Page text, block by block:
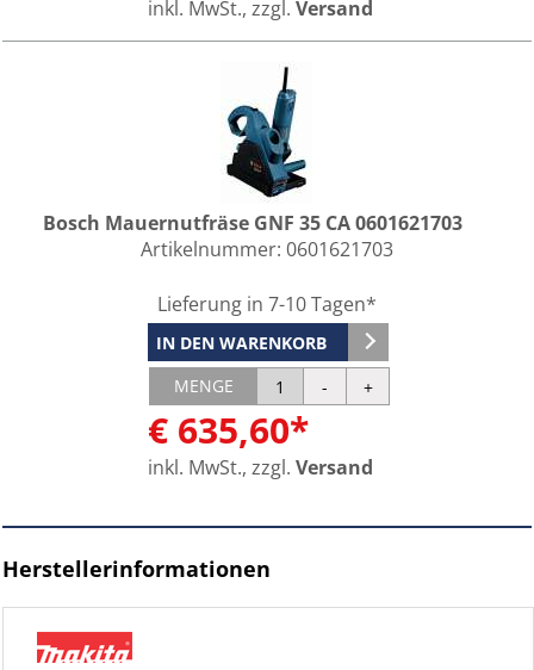
inkl. MwSt., zzgl. Versand
Bosch Mauernutfräse GNF 35 CA 0601621703
Artikelnummer: 0601621703
Lieferung in 7-10 Tagen*
IN DEN WARENKORB
MENGE
€ 635,60*
inkl. MwSt., zzgl. Versand
Herstellerinformationen